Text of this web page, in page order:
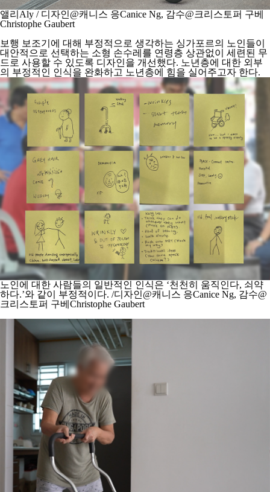
앨리Aly / 디자인@캐니스 응Canice Ng, 감수@크리스토퍼 구베
Christophe Gaubert
보행 보조기에 대해 부정적으로 생각하는 싱가포르의 노인들이
대안적으로 선택하는 소형 손수레를 연령층 상관없이 세련된 무
드로 사용할 수 있도록 디자인을 개선했다. 노년층에 대한 외부
의 부정적인 인식을 완화하고 노년층에 힘을 실어주고자 한다.
노인에 대한 사람들의 일반적인 인식은 ‘천천히 움직인다, 쇠약
하다.’와 같이 부정적이다. /디자인@캐니스 응Canice Ng, 감수@
크리스토퍼 구베Christophe Gaubert